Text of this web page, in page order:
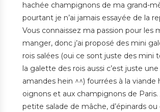
hachée champignons de ma grand-
pourtant je n’ai jamais essayée de la
Vous connaissez ma passion pour les
manger, donc j’ai proposé des mini
rois salées (oui ce sont juste des mini
la galette des rois aussi c’est juste
amandes hein ^^) fourrées à la viande
oignons et aux champignons de Paris.
petite salade de mâche, d’épinards